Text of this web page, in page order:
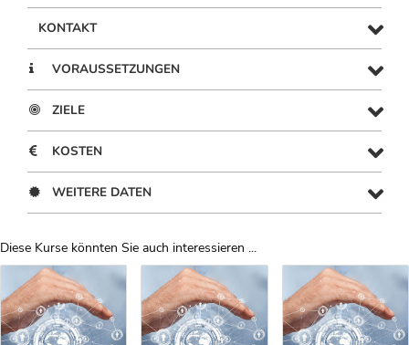
KONTAKT
VORAUSSETZUNGEN
ZIELE
KOSTEN
WEITERE DATEN
Diese Kurse könnten Sie auch interessieren ...
Uber Weiterbildungsvorschläge